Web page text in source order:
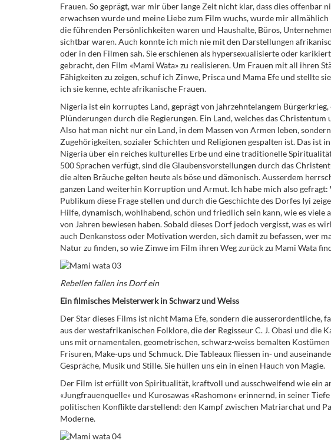
Frauen. So geprägt, war mir über lange Zeit nicht klar, dass dies offenbar
erwachsen wurde und meine Liebe zum Film wuchs, wurde mir allmählich
die führenden Persönlichkeiten waren und Haushalte, Büros,
sichtbar waren. Auch konnte ich mich nie mit den Darstellungen
oder in den Filmen sah. Sie erschienen als hypersexualisierte oder
gebracht, den Film «Mami Wata» zu realisieren. Um Frauen mit all ihren
Fähigkeiten zu zeigen, schuf ich Zinwe, Prisca und Mama Efe und stellte
ich sie kenne, echte afrikanische Frauen.
Nigeria ist ein korruptes Land, geprägt von jahrzehntelangem
Plünderungen durch die Regierungen. Ein Land, welches das
Also hat man nicht nur ein Land, in dem Massen von Armen leben,
Zugehörigkeiten, sozialer Schichten und Religionen gespalten ist. Das ist
Nigeria über ein reiches kulturelles Erbe und eine traditionelle
500 Sprachen verfügt, sind die Glaubensvorstellungen durch das
die alten Bräuche gelten heute als böse und dämonisch. Ausserdem
ganzen Land weiterhin Korruption und Armut. Ich habe mich also gefragt:
Publikum diese Frage stellen und durch die Geschichte des Dorfes Iyi
Hilfe, dynamisch, wohlhabend, schön und friedlich sein kann, wie es
von Jahren bewiesen haben. Sobald dieses Dorf jedoch vergisst, was es
auch Denkanstoss oder Motivation werden, sich damit zu befassen, wer
Natur zu finden, so wie Zinwe im Film ihren Weg zurück zu Mami Wata
Rebellen fallen ins Dorf ein
Ein filmisches Meisterwerk in Schwarz und Weiss
Der Star dieses Films ist nicht Mama Efe, sondern die ausserordentliche,
aus der westafrikanischen Folklore, die der Regisseur C. J. Obasi und die
uns mit ornamentalen, geometrischen, schwarz-weiss bemalten
Frisuren, Make-ups und Schmuck. Die Tableaux fliessen in- und
Gespräche, Musik und Stille. Sie hüllen uns ein in einen Hauch von Magie.
Der Film ist erfüllt von Spiritualität, kraftvoll und ausschweifend wie ein
«Jungfrauenquelle» und Kurosawas «Rashomon» erinnernd, in seiner
politischen Konflikte darstellend: den Kampf zwischen Matriarchat und
Moderne.